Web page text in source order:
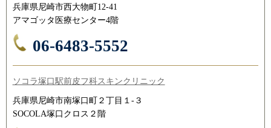
兵庫県尼崎市西大物町12-41
アマゴッタ医療センター4階
06-6483-5552
ソコラ塚口駅前皮フ科スキンクリニック
兵庫県尼崎市南塚口町２丁目１-３
SOCOLA塚口クロス２階